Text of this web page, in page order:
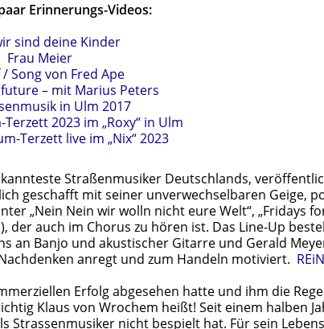
Erinnerungs-Videos:
sind deine Kinder
Frau Meier
/ Song von Fred Ape
– mit Marius Peters
in Ulm 2017
2023 im „Roxy“ in Ulm
Terzett live im „Nix“ 2023
Straßenmusiker Deutschlands,
geschafft mit seiner unverwechselbaren
„Nein Nein wir wolln nicht eure Welt“, „Fridays
der auch im Chorus zu hören ist. Das Line-Up
an Banjo und akustischer Gitarre und Gerald
anregt und zum Handeln motiviert.
Erfolg abgesehen hatte und ihm die
Klaus von Wrochem heißt! Seit einem
Strassenmusiker nicht bespielt hat. Für sein